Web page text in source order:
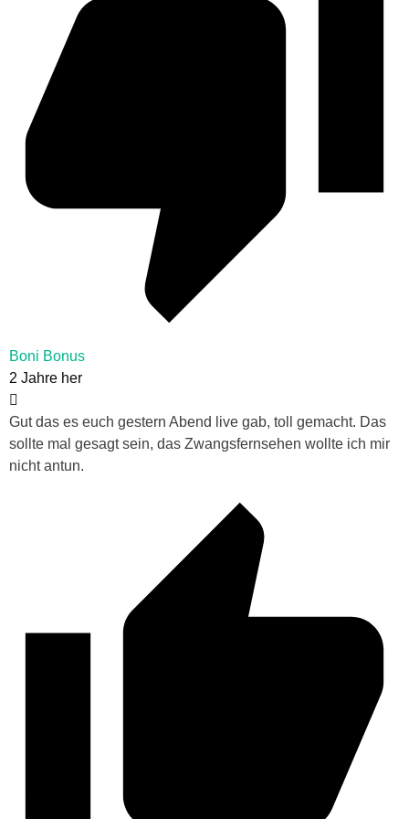
Boni Bonus
2 Jahre her
Gut das es euch gestern Abend live gab, toll gemacht. Das
sollte mal gesagt sein, das Zwangsfernsehen wollte ich mir
nicht antun.